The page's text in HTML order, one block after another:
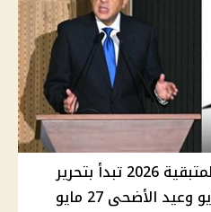
مواعيد الإجازات الرسمية المتبقية 2026 تبدأ بتحرير